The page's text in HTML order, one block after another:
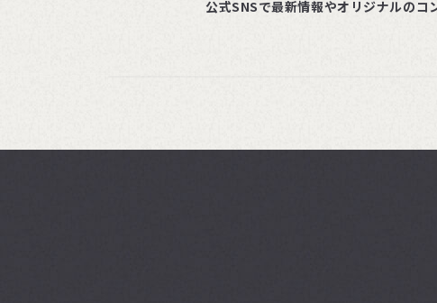
公式SNSで最新情報やオリジナルのコ